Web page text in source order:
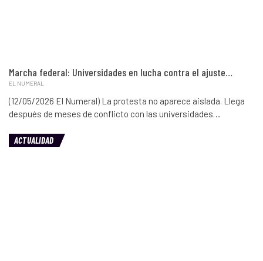
Marcha federal: Universidades en lucha contra el ajuste…
EL NUMERAL
(12/05/2026 El Numeral) La protesta no aparece aislada. Llega
después de meses de conflicto con las universidades…
ACTUALIDAD